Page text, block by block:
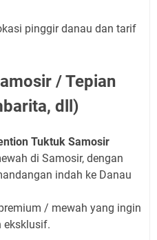
pinggir danau dan tarif
/ Tepian
dll)
Tuktuk Samosir
di Samosir, dengan
indah ke Danau
/ mewah yang ingin
eksklusif.